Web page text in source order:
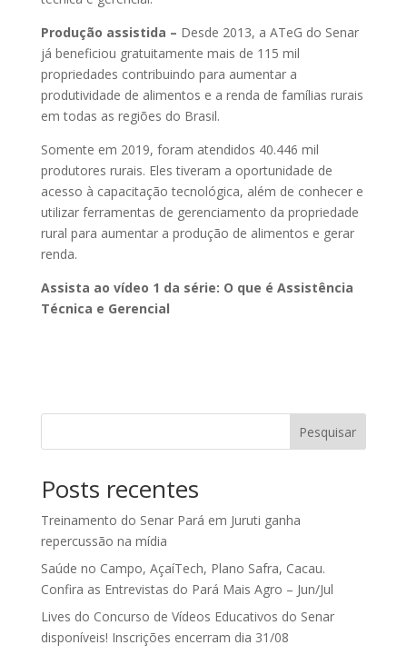
Produção assistida – Desde 2013, a ATeG do Senar
já beneficiou gratuitamente mais de 115 mil
propriedades contribuindo para aumentar a
produtividade de alimentos e a renda de famílias rurais
em todas as regiões do Brasil.
Somente em 2019, foram atendidos 40.446 mil
produtores rurais. Eles tiveram a oportunidade de
acesso à capacitação tecnológica, além de conhecer e
utilizar ferramentas de gerenciamento da propriedade
rural para aumentar a produção de alimentos e gerar
renda.
Assista ao vídeo 1 da série: O que é Assistência
Técnica e Gerencial
Pesquisar
Posts recentes
Treinamento do Senar Pará em Juruti ganha
repercussão na mídia
Saúde no Campo, AçaíTech, Plano Safra, Cacau.
Confira as Entrevistas do Pará Mais Agro – Jun/Jul
Lives do Concurso de Vídeos Educativos do Senar
disponíveis! Inscrições encerram dia 31/08